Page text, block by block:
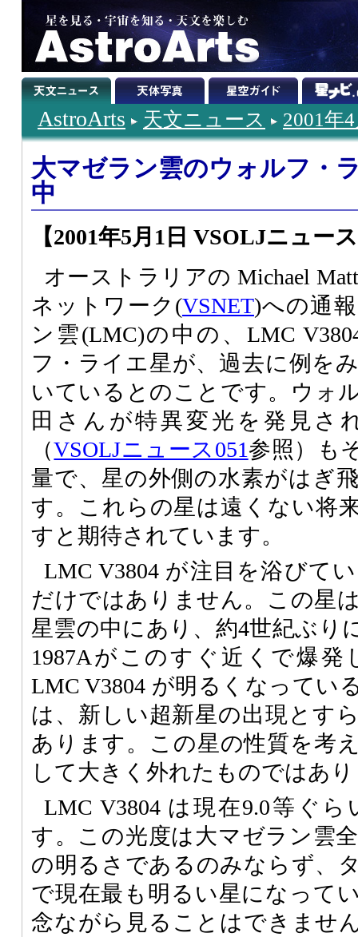
AstroArts 天文ニュース 2001年
大マゼラン雲のウォルフ・
中
【2001年5月1日 VSOLJニュー
オーストラリアの Michael
ネットワーク(VSNET)への通
ン雲(LMC)の中の、LMC
フ・ライエ星が、過去に例を
いているとのことです。ウォ
田さんが特異変光を発見さ
（VSOLJニュース051参照）も
量で、星の外側の水素がはぎ
す。これらの星は遠くない将
すと期待されています。
LMC V3804 が注目を浴びて
だけではありません。この星
星雲の中にあり、約4世紀ぶり
1987Aがこのすぐ近くで爆
LMC V3804 が明るくなってい
は、新しい超新星の出現とす
あります。この星の性質を考
して大きく外れたものではあ
LMC V3804 は現在9.0等ぐ
す。この光度は大マゼラン雲
の明るさであるのみならず、
で現在最も明るい星になって
念ながら見ることはできませ